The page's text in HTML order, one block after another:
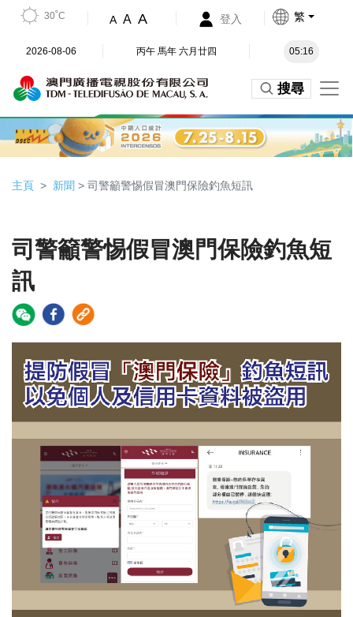
30˚C A A A 登入 繁
2026-08-06 丙午 馬年 六月廿四 05:16
搜尋
主頁 新聞 > 司警籲警惕假冒澳門保險釣魚短訊
司警籲警惕假冒澳門保險釣魚短
訊